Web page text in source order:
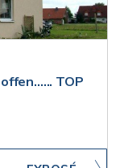
TOP